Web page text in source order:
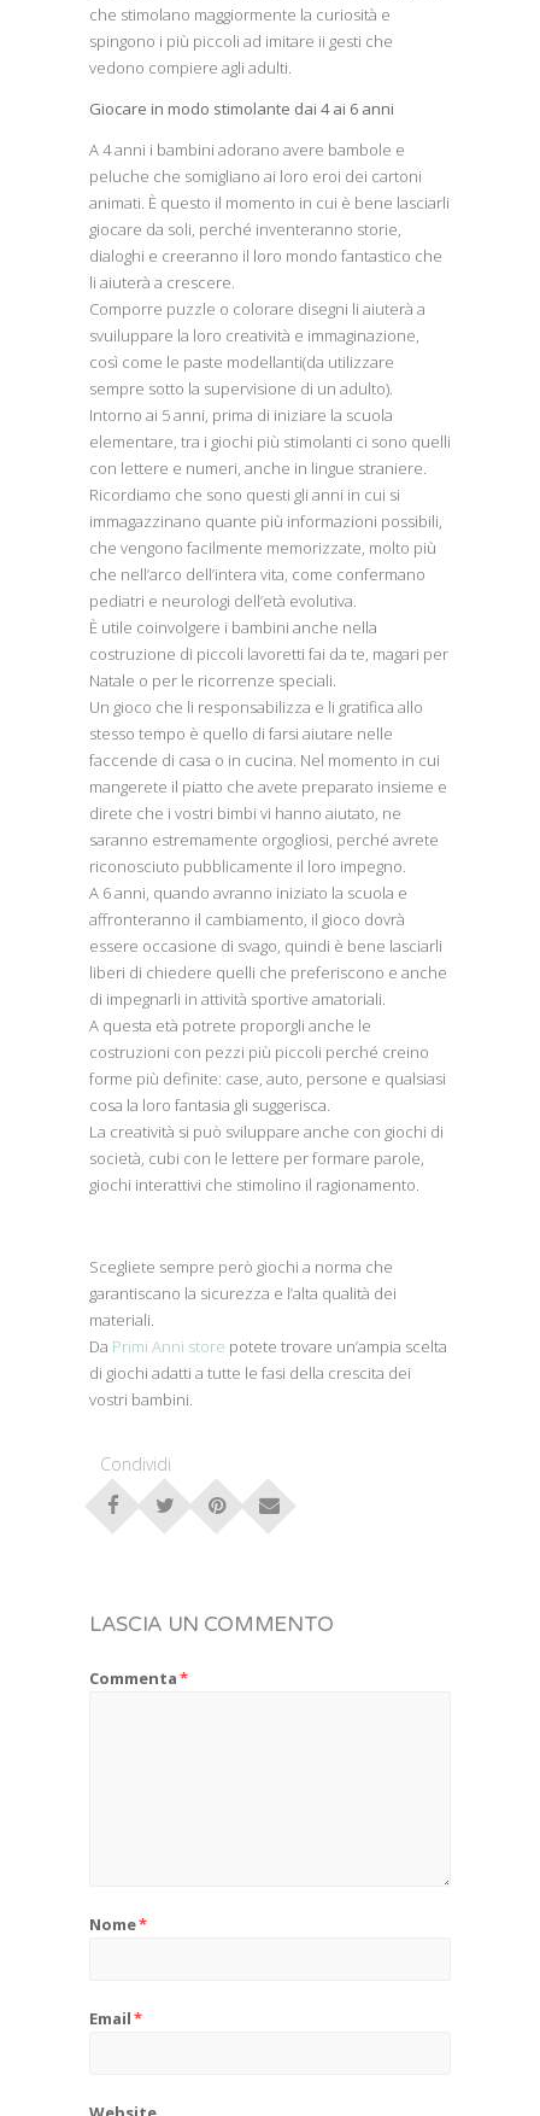
che stimolano maggiormente la curiosità e
spingono i più piccoli ad imitare ii gesti che
vedono compiere agli adulti.
Giocare in modo stimolante dai 4 ai 6 anni
A 4 anni i bambini adorano avere bambole e
peluche che somigliano ai loro eroi dei cartoni
animati. È questo il momento in cui è bene lasciarli
giocare da soli, perché inventeranno storie,
dialoghi e creeranno il loro mondo fantastico che
li aiuterà a crescere.
Comporre puzzle o colorare disegni li aiuterà a
svuiluppare la loro creatività e immaginazione,
così come le paste modellanti(da utilizzare
sempre sotto la supervisione di un adulto).
Intorno ai 5 anni, prima di iniziare la scuola
elementare, tra i giochi più stimolanti ci sono quelli
con lettere e numeri, anche in lingue straniere.
Ricordiamo che sono questi gli anni in cui si
immagazzinano quante più informazioni possibili,
che vengono facilmente memorizzate, molto più
che nell’arco dell’intera vita, come confermano
pediatri e neurologi dell’età evolutiva.
È utile coinvolgere i bambini anche nella
costruzione di piccoli lavoretti fai da te, magari per
Natale o per le ricorrenze speciali.
Un gioco che li responsabilizza e li gratifica allo
stesso tempo è quello di farsi aiutare nelle
faccende di casa o in cucina. Nel momento in cui
mangerete il piatto che avete preparato insieme e
direte che i vostri bimbi vi hanno aiutato, ne
saranno estremamente orgogliosi, perché avrete
riconosciuto pubblicamente il loro impegno.
A 6 anni, quando avranno iniziato la scuola e
affronteranno il cambiamento, il gioco dovrà
essere occasione di svago, quindi è bene lasciarli
liberi di chiedere quelli che preferiscono e anche
di impegnarli in attività sportive amatoriali.
A questa età potrete proporgli anche le
costruzioni con pezzi più piccoli perché creino
forme più definite: case, auto, persone e qualsiasi
cosa la loro fantasia gli suggerisca.
La creatività si può sviluppare anche con giochi di
società, cubi con le lettere per formare parole,
giochi interattivi che stimolino il ragionamento.
Scegliete sempre però giochi a norma che
garantiscano la sicurezza e l’alta qualità dei
materiali.
Da Primi Anni store potete trovare un’ampia scelta
di giochi adatti a tutte le fasi della crescita dei
vostri bambini.
Condividi
LASCIA UN COMMENTO
Commenta*
Nome*
Email*